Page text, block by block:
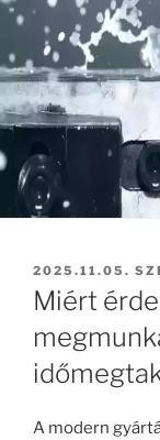
BEKÜLDVE:
2025.11.05.
Miért
A modern